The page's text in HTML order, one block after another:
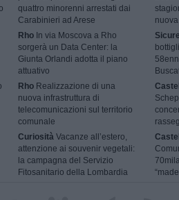
quattro minorenni arrestati dai
Carabinieri ad Arese
Rho In via Moscova a Rho
sorgerà un Data Center: la
Giunta Orlandi adotta il piano
attuativo
Rho Realizzazione di una
nuova infrastruttura di
telecomunicazioni sul territorio
comunale
Curiosità Vacanze all’estero,
attenzione ai souvenir vegetali:
la campagna del Servizio
Fitosanitario della Lombardia